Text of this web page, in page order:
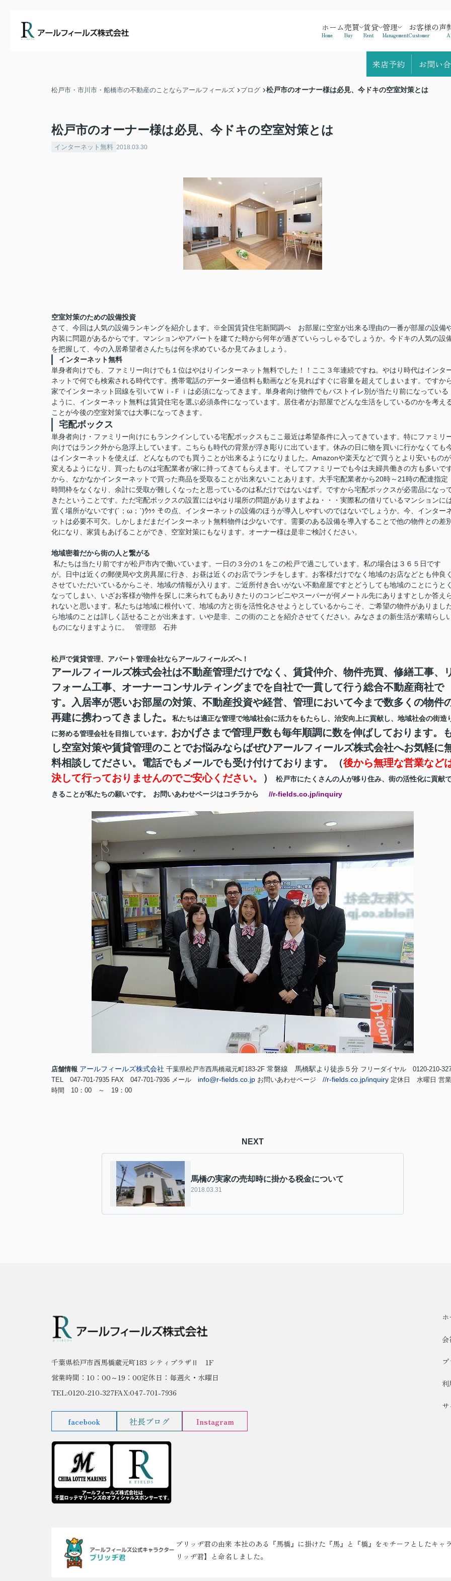
ホーム
Home
売買
Buy
賃貸
Rent
管理
Management
お客様の声
Customer
来店予約 お問い
松戸市・市川市・船橋市の不動産のことならアールフィールズ ブログ 松戸市のオーナー様は必見、今ドキの空室対策とは
松戸市のオーナー様は必見、今ドキの空室対策とは
インターネット無料 2018.03.30
空室対策のための設備投資
さて、今回は人気の設備ランキングを紹介します。※全国賃貸住宅新聞調べ お部屋に空室が出来る理由の一番が部屋の設備
内装に問題があるからです。マンションやアパートを建てた時から何年が過ぎていらっしゃるでしょうか。今ドキの人気の設
を把握して、今の入居希望者さんたちは何を求めているか見てみましょう。
インターネット無料
単身者向けでも、ファミリー向けでも１位はやはりインターネット無料でした！！ここ３年連続ですね。やはり時代はインタ
ネットで何でも検索される時代です。携帯電話のデーター通信料も動画などを見ればすぐに容量を超えてしまいます。ですか
家でインターネット回線を引いてＷｉ-Ｆｉは必須になってきます。単身者向け物件でもバストイレ別が当たり前になっている
ように、インターネット無料は賃貸住宅を選ぶ必須条件になっています。居住者がお部屋でどんな生活をしているのかを考え
ことが今後の空室対策では大事になってきます。
宅配ボックス
単身者向け・ファミリー向けにもランクインしている宅配ボックスもここ最近は希望条件に入ってきています。特にファミリ
向けではランク外から急浮上しています。こちらも時代の背景が浮き彫りに出ています。休みの日に物を買いに行かなくても
はインターネットを使えば、どんなものでも買うことが出来るようになりました。Amazonや楽天などで買うとより安いものが
変えるようになり、買ったものは宅配業者が家に持ってきてもらえます。そしてファミリーでも今は夫婦共働きの方も多いで
から、なかなかインターネットで買った商品を受取ることが出来ないことあります。大手宅配業者から20時～21時の配達指定
時間枠をなくなり、余計に受取が難しくなったと思っているのは私だけではないはず。ですから宅配ボックスが必需品になっ
きたということです。ただ宅配ボックスの設置にはやはり場所の問題がありますよね・・・実際私の借りているマンションに
置く場所がないです(´；ω；`)ｳｩｩ その点、インターネットの設備のほうが導入しやすいのではないでしょうか。今、インター
ットは必要不可欠。しかしまだまだインターネット無料物件は少ないです。需要のある設備を導入することで他の物件との差
化になり、家賃もあげることができ、空室対策にもなります。オーナー様は是非ご検討ください。
地域密着だから街の人と繋がる
私たちは当たり前ですが松戸市内で働いています。一日の３分の１をこの松戸で過ごしています。私の場合は３６５日です
が。日中は近くの郵便局や文房具屋に行き、お昼は近くのお店でランチをします。お客様だけでなく地域のお店などとも仲良
させていただいているからこそ、地域の情報が入ります。ご近所付き合いがない不動産屋ですとどうしても地域のことにうと
なってしまい、いざお客様が物件を探しに来られてもありきたりのコンビニやスーパーが何メートル先にありますとしか答え
れないと思います。私たちは地域に根付いて、地域の方と街を活性化させようとしているからこそ、ご希望の物件がありまし
ら地域のことは詳しく話せることが出来ます。いや是非、この街のことを紹介させてください。みなさまの新生活が素晴らし
ものになりますように。 管理部 石井
松戸で賃貸管理、アパート管理会社ならアールフィールズへ！
アールフィールズ株式会社は不動産管理だけでなく、賃貸仲介、物件売買、修繕工事、
フォーム工事、オーナーコンサルティングまでを自社で一貫して行う総合不動産商社で
す。入居率が悪いお部屋の対策、不動産投資や経営、管理において今まで数多くの物件
再建に携わってきました。
私たちは適正な管理で地域社会に活力をもたらし、治安向上に貢献し、地域社会の街造
に努める管理会社を目指しています。 おかげさまで管理戸数も毎年順調に数を伸ばしております。
し空室対策や賃貸管理のことでお悩みならばぜひアールフィールズ株式会社へお気軽に
料相談してださい。電話でもメールでも受け付けております。（後から無理な営業など
決して行っておりませんのでご安心ください。
）
松戸市にたくさんの人が移り住み、街の活性化に貢献
きることが私たちの願いです。
お問いあわせページはコチラから //r-fields.co.jp/inquiry
店舗情報 アールフィールズ株式会社 千葉県松戸市西馬橋蔵元町183-2F 常磐線 馬橋駅より徒歩５分 フリーダイヤル 0120-210-
TEL 047-701-7935 FAX 047-701-7936 メール info@r-fields.co.jp お問いあわせページ //r-fields.co.jp/inquiry 定休日 水曜日 営業
時間 10：00 ～ 19：00
NEXT
馬橋の実家の売却時に掛かる税金について
2018.03.31
千葉県松戸市西馬橋蔵元町183 シティプラザⅡ 1F
営業時間：10：00～19：00定休日：毎週火・水曜日
TEL:0120-210-327FAX:047-701-7936
facebook 社長ブログ Instagram
ブリッヂ君の由来 本社のある『馬橋』に掛けた『馬』と『橋』をモチーフとしたキ
リッヂ君】と命名しました。